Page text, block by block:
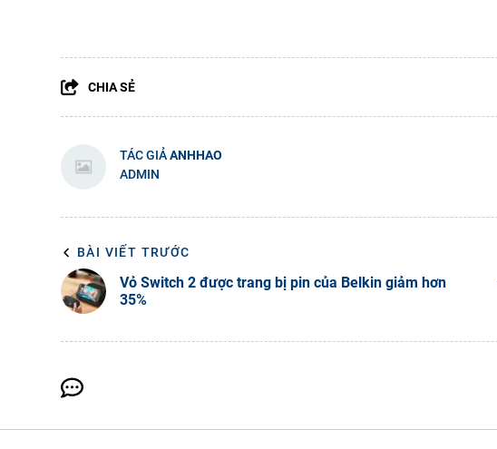
CHIA SẺ
TÁC GIẢANHHAO
ADMIN
BÀI VIẾT TRƯỚC
Vỏ Switch 2 được trang bị pin của Belkin giảm hơn
35%